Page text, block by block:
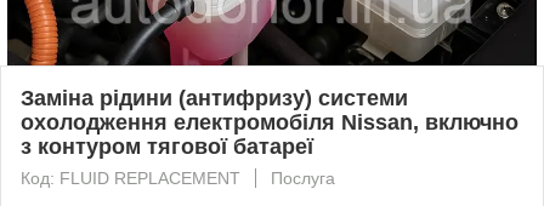
Заміна рідини (антифризу) системи
охолодження електромобіля Nissan, включно
з контуром тягової батареї
Код: FLUID REPLACEMENT Послуга